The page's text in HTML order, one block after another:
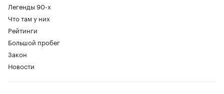
Легенды 90-х
Что там у них
Рейтинги
Большой пробег
Закон
Новости